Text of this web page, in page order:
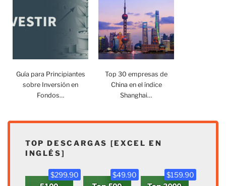
Guía para Principiantes
sobre Inversión en
Fondos…
Top 30 empresas de
China en el índice
Shanghai…
TOP DESCARGAS [EXCEL EN
INGLÉS]
$299.90 $49.90 $159.90